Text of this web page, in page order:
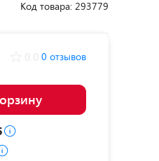
Код товара: 293779
0 отзывов